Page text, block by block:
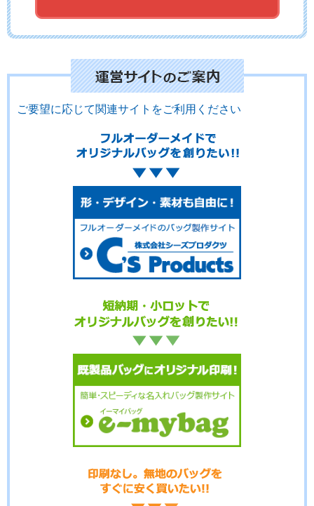
No.03-106 No.03-105 No.03-104
No.3-099 No.3-098
No.3-096 No.3-095
No.3-093
ご要望に応じて関連サイトをご利用ください